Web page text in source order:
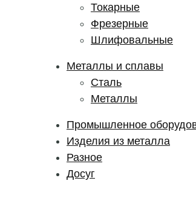
Токарные
Фрезерные
Шлифовальные
Металлы и сплавы
Сталь
Металлы
Промышленное
Изделия из металла
Разное
Досуг